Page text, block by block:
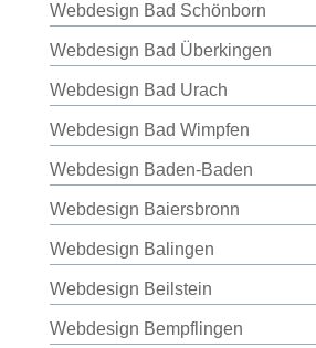
Webdesign Bad Schönborn
Webdesign Bad Überkingen
Webdesign Bad Urach
Webdesign Bad Wimpfen
Webdesign Baden-Baden
Webdesign Baiersbronn
Webdesign Balingen
Webdesign Beilstein
Webdesign Bempflingen